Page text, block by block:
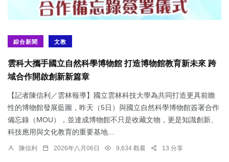
綜合新聞 文教
雲科大攜手國立自然科學博物館 打造博物館教育新未來 跨
域合作開啟創新新篇章
【記者陳信利／雲林報導】國立雲林科技大學為共同打造更具前瞻
性的博物館發展藍圖，昨天（5日）與國立自然科學博物館簽署合作
備忘錄（MOU），並達成博物館不只是收藏文物，更是知識創新、
科技應用與文化教育的重要基地...
陳信利 2026年八月06日 9,634 觀看 13 分享